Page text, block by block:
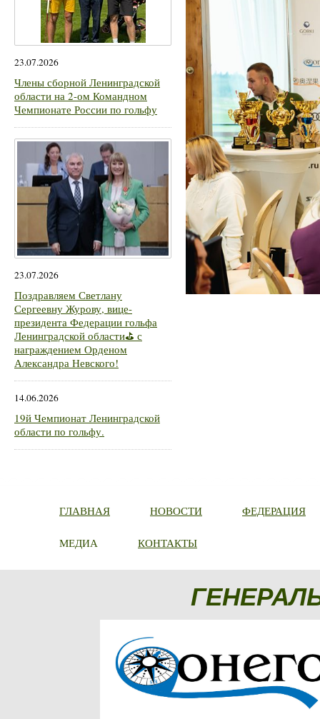
23.07.2026
Члены сборной Ленинградской
области на 2-ом Командном
Чемпионате России по гольфу
23.07.2026
Поздравляем Светлану
Сергеевну Журову, вице-
президента Федерации гольфа
Ленинградской области⛳ с
награждением Орденом
Александра Невского!
14.06.2026
19й Чемпионат Ленинградской
области по гольфу.
ГЛАВНАЯ НОВОСТИ ФЕДЕРАЦИЯ
МЕДИА КОНТАКТЫ